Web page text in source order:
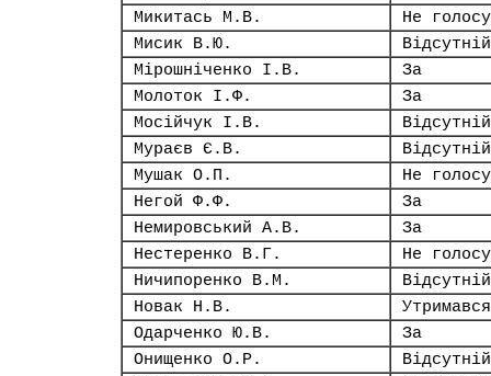
Микитась М.В.
Не
Мисик В.Ю.
Відсутній
Мірошніченко І.В.
За
Молоток І.Ф.
За
Мосійчук І.В.
Відсутній
Мураєв Є.В.
Відсутній
Мушак О.П.
Не
Негой Ф.Ф.
За
Немировський А.В.
За
Нестеренко В.Г.
Не
Ничипоренко В.М.
Відсутній
Новак Н.В.
Утримався
Одарченко Ю.В.
За
Онищенко О.Р.
Відсутній